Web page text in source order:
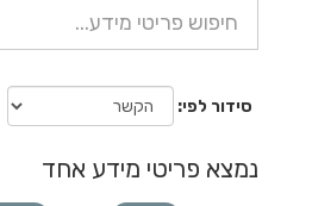
סידור לפי
נמצא פריטי מידע אחד